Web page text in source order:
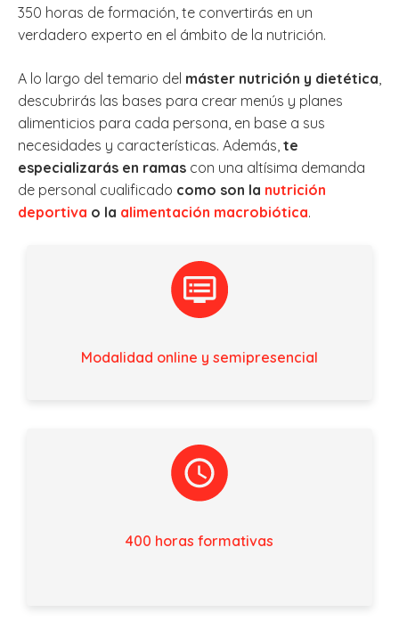
350 horas de formación, te convertirás en un
verdadero experto en el ámbito de la nutrición.
A lo largo del temario del máster nutrición y dietética
descubrirás las bases para crear menús y planes
alimenticios para cada persona, en base a sus
necesidades y características. Además, te
especializarás en ramas con una altísima demanda
de personal cualificado como son la nutrición
deportiva o la alimentación macrobiótica.
Modalidad online y semipresencial
400 horas formativas